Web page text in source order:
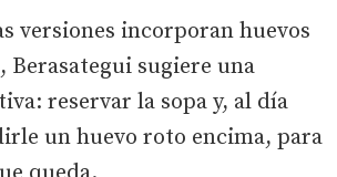
versiones incorporan huevos
Berasategui sugiere una
reservar la sopa y, al día
un huevo roto encima, para